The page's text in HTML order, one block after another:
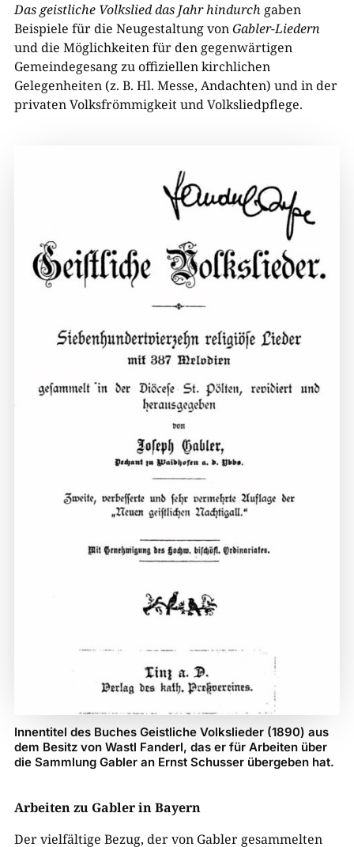
Das geistliche Volkslied das Jahr hindurch gaben
Beispiele für die Neugestaltung vonGabler-Liedern
und die Möglichkeiten für den gegenwärtigen
Gemeindegesang zu offiziellen kirchlichen
Gelegenheiten (z. B. Hl. Messe, Andachten) und in der
privaten Volksfrömmigkeit und Volksliedpflege.
Innentitel des Buches Geistliche Volkslieder (1890) aus
dem Besitz von Wastl Fanderl, das er für Arbeiten über
die Sammlung Gabler an Ernst Schusser übergeben hat.
Arbeiten zu Gabler in Bayern
Der vielfältige Bezug, der von Gabler gesammelten